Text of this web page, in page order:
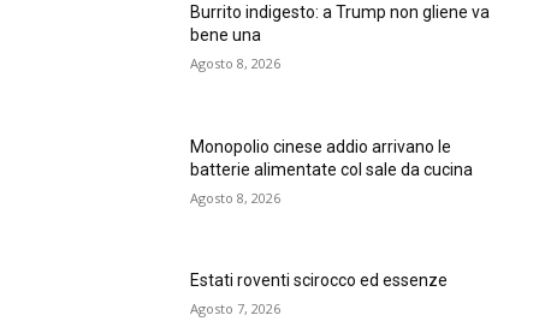
Burrito indigesto: a Trump non gliene va
bene una
Agosto 8, 2026
Monopolio cinese addio arrivano le
batterie alimentate col sale da cucina
Agosto 8, 2026
Estati roventi scirocco ed essenze
Agosto 7, 2026